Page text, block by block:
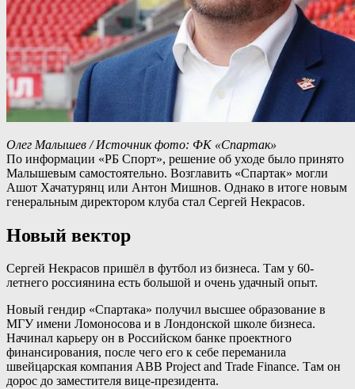
Олег Малышев / Источник фото: ФК «Спартак»
По информации «РБ Спорт», решение об уходе было принято
Малышевым самостоятельно. Возглавить «Спартак» могли
Ашот Хачатурянц или Антон Мишнов. Однако в итоге новым
генеральным директором клуба стал Сергей Некрасов.
Новый вектор
Сергей Некрасов пришёл в футбол из бизнеса. Там у 60-
летнего россиянина есть большой и очень удачный опыт.
Новый гендир «Спартака» получил высшее образование в
МГУ имени Ломоносова и в Лондонской школе бизнеса.
Начинал карьеру он в Российском банке проектного
финансирования, после чего его к себе переманила
швейцарская компания ABB Project and Trade Finance. Там он
дорос до заместителя вице-президента.